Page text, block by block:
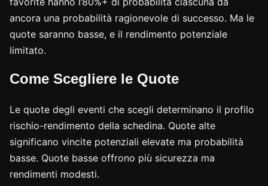
ancora una probabilità ragionevole di successo. Ma le
quote saranno basse, e il rendimento potenziale
limitato.
Come Scegliere le Quote
Le quote degli eventi che scegli determinano il profilo
rischio-rendimento della schedina. Quote alte
significano vincite potenziali elevate ma probabilità
basse. Quote basse offrono più sicurezza ma
rendimenti modesti.